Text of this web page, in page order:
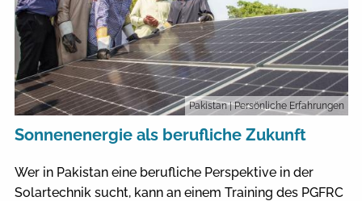
Pakistan| Persönliche Erfahrungen
Sonnenenergie als berufliche Zukunft
Wer in Pakistan eine berufliche Perspektive in der
Solartechnik sucht, kann an einem Training des PGFRC